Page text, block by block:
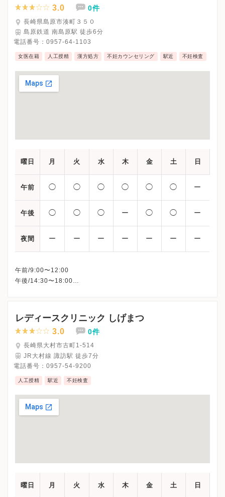
3.0 0件
長崎県島原市湊町３５０
島原鉄道 南島原駅 徒歩6分
電話番号： 0957-64-1103
女医在籍 人工授精 漢方処方 不妊カウンセリング 駅近 不妊検査
曜日 月 火 水 木 金 土 日
午前 ◯ ◯ ◯ ◯ ◯ ◯ ー
午後 ◯ ◯ ◯ ー ◯ ◯ ー
夜間 ー ー ー ー ー ー ー
午前/9:00〜12:00
午後/14:30〜18:00
レディースクリニック しげまつ
3.0 0件
長崎県大村市古町1-514
JR大村線 諏訪駅 徒歩7分
電話番号： 0957-54-9200
人工授精 駅近 不妊検査
曜日 月 火 水 木 金 土 日